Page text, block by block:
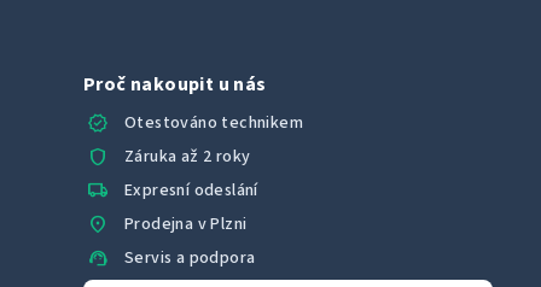
Proč nakoupit u nás
verified
Otestováno technikem
shield Záruka až 2 roky
local_shipping Expresní odeslání
location_on Prodejna v Plzni
support_agent Servis a podpora